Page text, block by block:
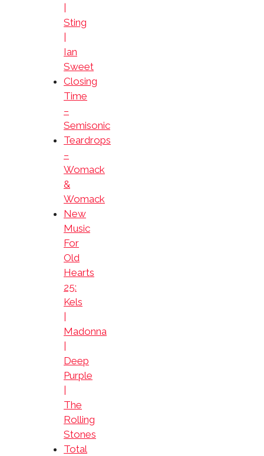
Sting
Ian
Sweet
Closing
Time
–
Semisonic
Teardrops
–
Womack
&
Womack
New
Music
For
Old
Hearts
25:
Kels
Madonna
Deep
Purple
The
Rolling
Stones
Total